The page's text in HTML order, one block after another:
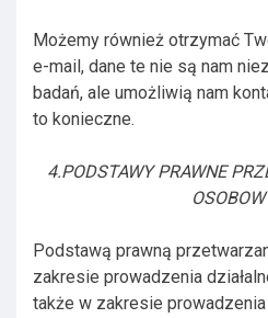
Możemy również otrzymać
e-mail, dane te nie są nam
badań, ale umożliwią nam
to konieczne.
4.PODSTAWY PRAWNE
Podstawą prawną
zakresie prowadzenia
także w zakresie